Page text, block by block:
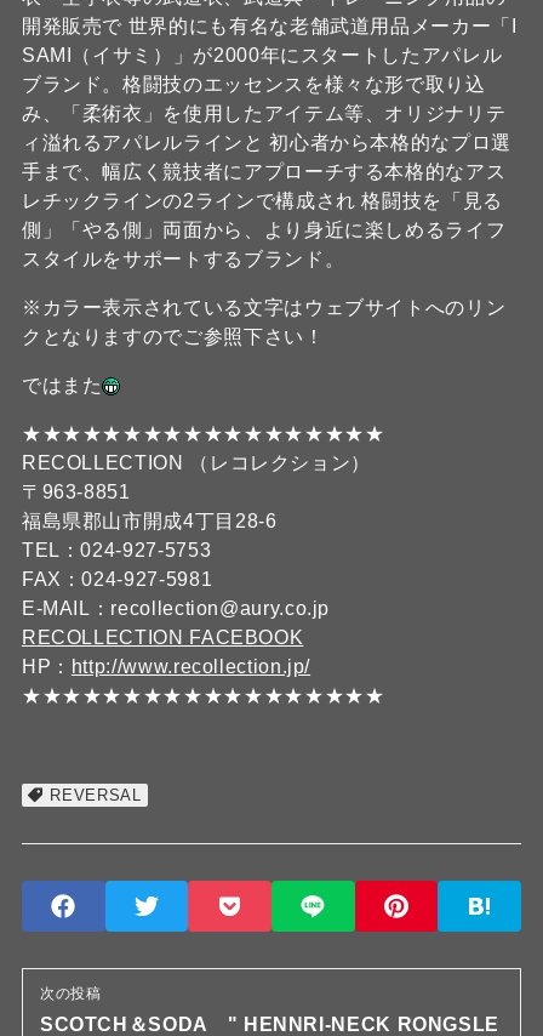
開発販売で 世界的にも有名な老舗武道用品メーカー「I
SAMI（イサミ）」が2000年にスタートしたアパレル
ブランド。格闘技のエッセンスを様々な形で取り込
み、「柔術衣」を使用したアイテム等、オリジナリテ
ィ溢れるアパレルラインと 初心者から本格的なプロ選
手まで、幅広く競技者にアプローチする本格的なアス
レチックラインの2ラインで構成され 格闘技を「見る
側」「やる側」両面から、より身近に楽しめるライフ
スタイルをサポートするブランド。
※カラー表示されている文字はウェブサイトへのリン
クとなりますのでご参照下さい！
ではまた
★★★★★★★★★★★★★★★★★★
RECOLLECTION （レコレクション）
〒963-8851
福島県郡山市開成4丁目28-6
TEL：024-927-5753
FAX：024-927-5981
E-MAIL：recollection@aury.co.jp
RECOLLECTION FACEBOOK
HP： http://www.recollection.jp/
★★★★★★★★★★★★★★★★★★
REVERSAL
次の投稿
SCOTCH＆SODA " HENNRI-NECK RONGSLE